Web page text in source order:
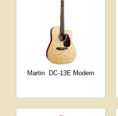
Martin DC-13E Modern